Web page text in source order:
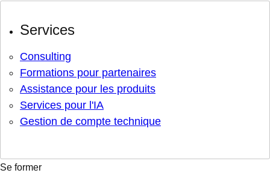
Services
Consulting
Formations pour partenaires
Assistance pour les produits
Services pour l'IA
Gestion de compte technique
Se former